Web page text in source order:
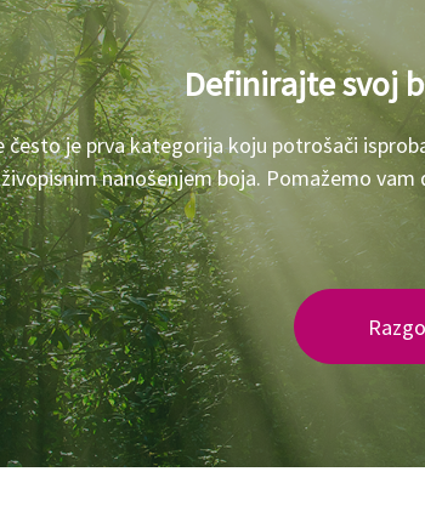
Definirajte svoj
često je prva kategorija koju potrošači
nanošenjem boja. Pomažemo